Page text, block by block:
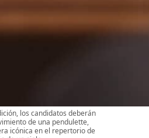
los candidatos deberán
de una pendulette,
icónica en el repertorio de